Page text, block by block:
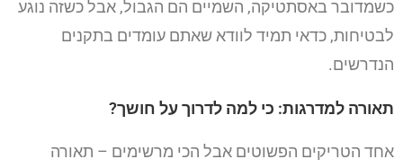
כשמדובר באסתטיקה, השמיים הם הגבול, אבל כשזה נוגע
לבטיחות, כדאי תמיד לוודא שאתם עומדים בתקנים
הנדרשים.
תאורה למדרגות: כי למה לדרוך על חושך?
אחד הטריקים הפשוטים אבל הכי מרשימים – תאורה